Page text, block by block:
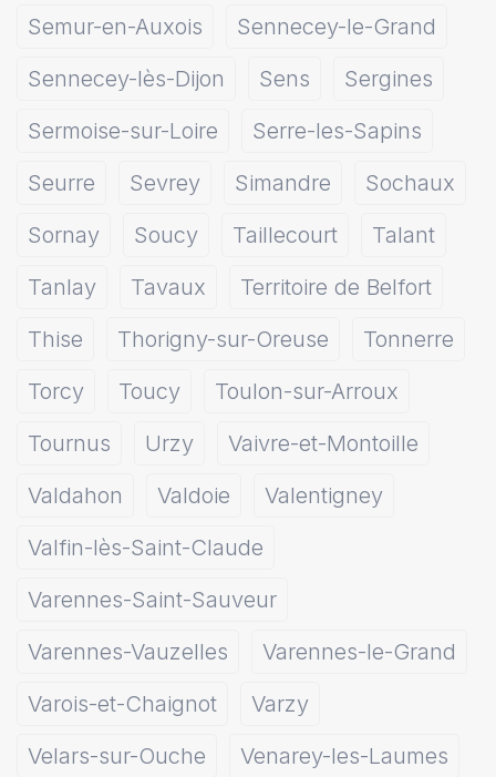
Semur-en-Auxois
Sennecey-le-Grand
Sennecey-lès-Dijon
Sens
Sergines
Sermoise-sur-Loire
Serre-les-Sapins
Seurre
Sevrey Simandre
Sochaux
Sornay
Soucy Taillecourt
Talant
Tanlay
Tavaux
Territoire de Belfort
Thise
Thorigny-sur-Oreuse
Tonnerre
Torcy
Toucy
Toulon-sur-Arroux
Tournus
Urzy
Vaivre-et-Montoille
Valdahon
Valdoie
Valentigney
Valfin-lès-Saint-Claude
Varennes-Saint-Sauveur
Varennes-Vauzelles
Varennes-le-Grand
Varois-et-Chaignot
Varzy
Velars-sur-Ouche
Venarey-les-Laumes